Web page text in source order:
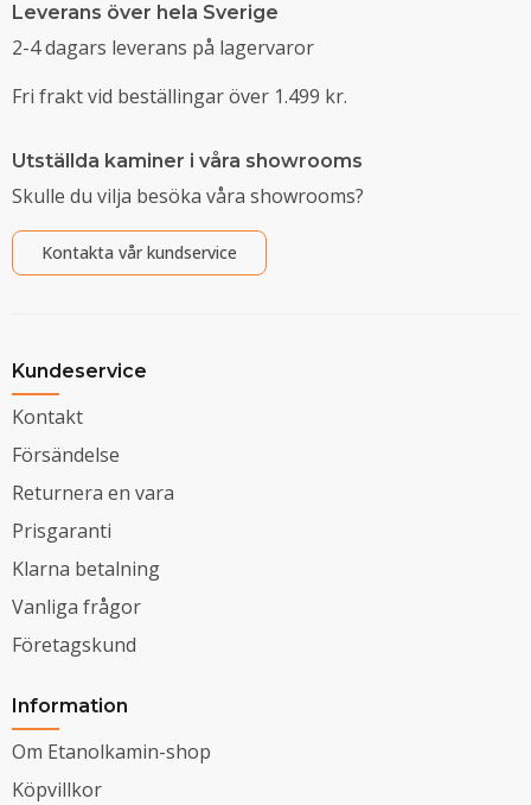
Leverans över hela Sverige
2-4 dagars leverans på lagervaror
Fri frakt vid beställingar över 1.499 kr.
Utställda kaminer i våra showrooms
Skulle du vilja besöka våra showrooms?
Kontakta vår kundservice
Kundeservice
Kontakt
Försändelse
Returnera en vara
Prisgaranti
Klarna betalning
Vanliga frågor
Företagskund
Information
Om Etanolkamin-shop
Köpvillkor